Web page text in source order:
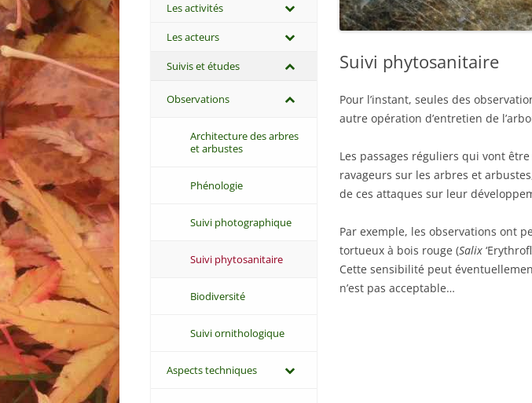
Suivi phytosanitaire
Pour l’instant, seules des
autre opération d’entretien de
Les passages réguliers qui vont
ravageurs sur les arbres et
de ces attaques sur leur
Par exemple, les observations ont
tortueux à bois rouge (Salix
Cette sensibilité peut
n’est pas acceptable…
Les activités
Les acteurs
Suivis et études
Observations
Architecture des arbres
et arbustes
Phénologie
Suivi photographique
Suivi phytosanitaire
Biodiversité
Suivi ornithologique
Aspects techniques